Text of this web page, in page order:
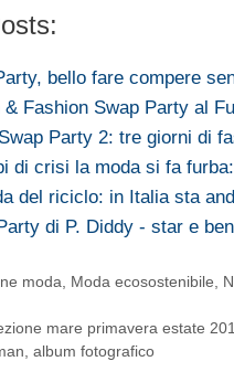
bello fare compere
& Fashion Swap Party al
Party 2: tre giorni di
di crisi la moda si fa
del riciclo: in Italia sta
di P. Diddy - star e
moda Moda ecosostenibile
mare primavera estate
album fotografico